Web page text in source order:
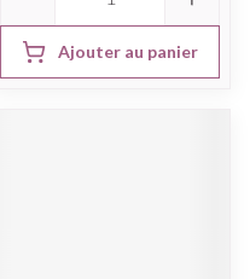
Ajouter au panier